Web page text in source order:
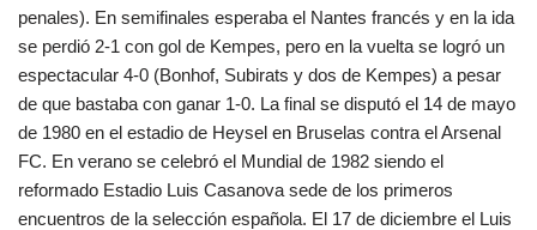
penales). En semifinales esperaba el Nantes francés y en la ida
se perdió 2-1 con gol de Kempes, pero en la vuelta se logró un
espectacular 4-0 (Bonhof, Subirats y dos de Kempes) a pesar
de que bastaba con ganar 1-0. La final se disputó el 14 de mayo
de 1980 en el estadio de Heysel en Bruselas contra el Arsenal
FC. En verano se celebró el Mundial de 1982 siendo el
reformado Estadio Luis Casanova sede de los primeros
encuentros de la selección española. El 17 de diciembre el Luis